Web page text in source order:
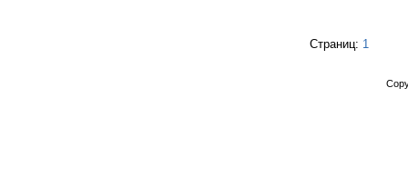
Страниц: 1